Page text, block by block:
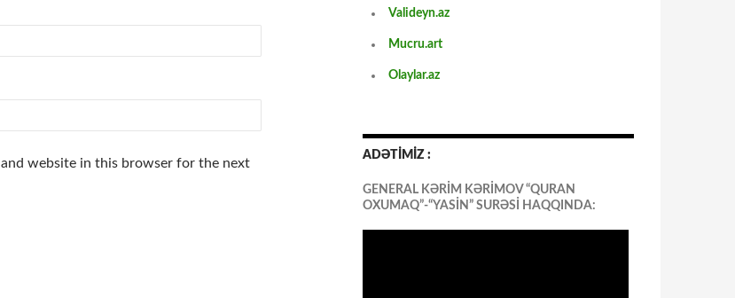
and website in this browser for the next
Valideyn.az
Mucru.art
Olaylar.az
ADƏTİMİZ :
GENERAL KƏRİM KƏRİMOV “QURAN
OXUMAQ”-“YASİN” SURƏSİ HAQQINDA: